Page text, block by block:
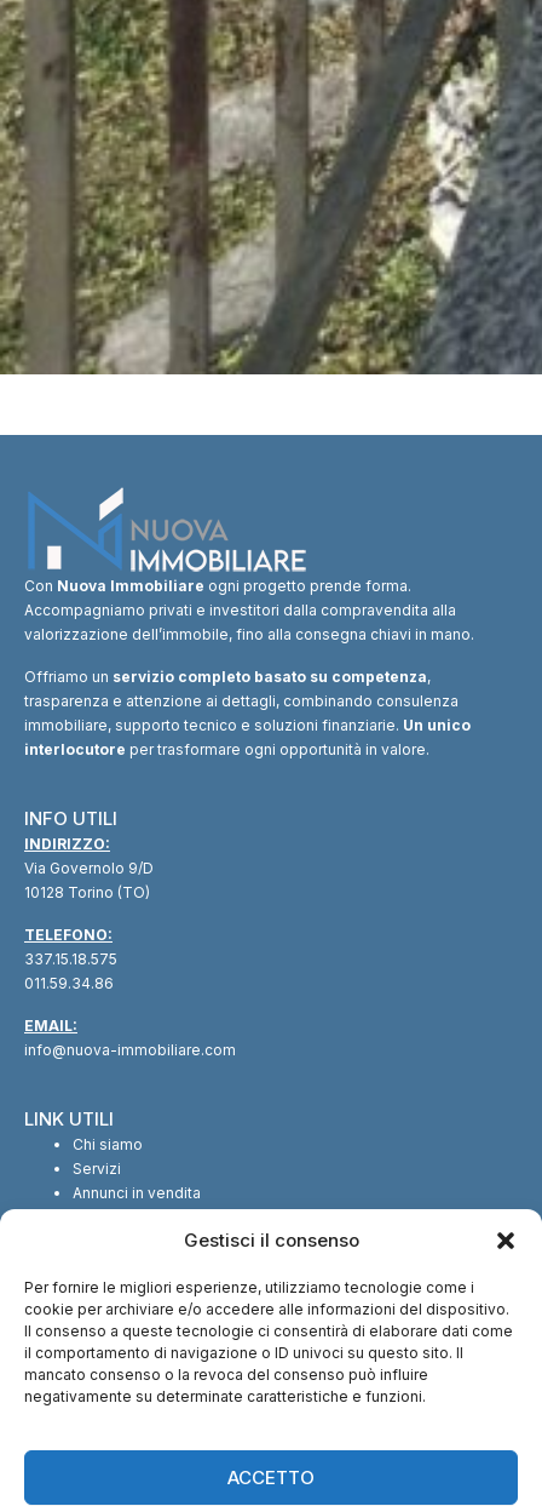
Gestisci il consenso
Per fornire le migliori esperienze, utilizziamo tecnologie come i
cookie per archiviare e/o accedere alle informazioni del dispositivo.
Il consenso a queste tecnologie ci consentirà di elaborare dati come
il comportamento di navigazione o ID univoci su questo sito. Il
mancato consenso o la revoca del consenso può influire
negativamente su determinate caratteristiche e funzioni.
ACCETTO
Con Nuova Immobiliare ogni progetto prende forma.
Accompagniamo privati e investitori dalla compravendita alla
valorizzazione dell’immobile, fino alla consegna chiavi in mano.
Offriamo un servizio completo basato su competenza,
trasparenza e attenzione ai dettagli, combinando consulenza
immobiliare, supporto tecnico e soluzioni finanziarie. Un unico
interlocutore per trasformare ogni opportunità in valore.
INFO UTILI
INDIRIZZO:
Via Governolo 9/D
10128 Torino (TO)
TELEFONO:
337.15.18.575
011.59.34.86
EMAIL:
info@nuova-immobiliare.com
LINK UTILI
Chi siamo
Servizi
Annunci in vendita
SEGUICI SUI SOCIAL
CI TROVI ANCHE SU: